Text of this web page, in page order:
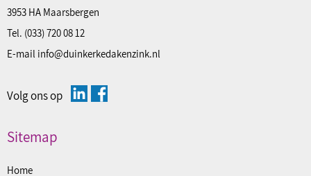
3953 HA Maarsbergen
Tel. (033) 720 08 12
E-mail info@duinkerkedakenzink.nl
Volg ons op
Sitemap
Home